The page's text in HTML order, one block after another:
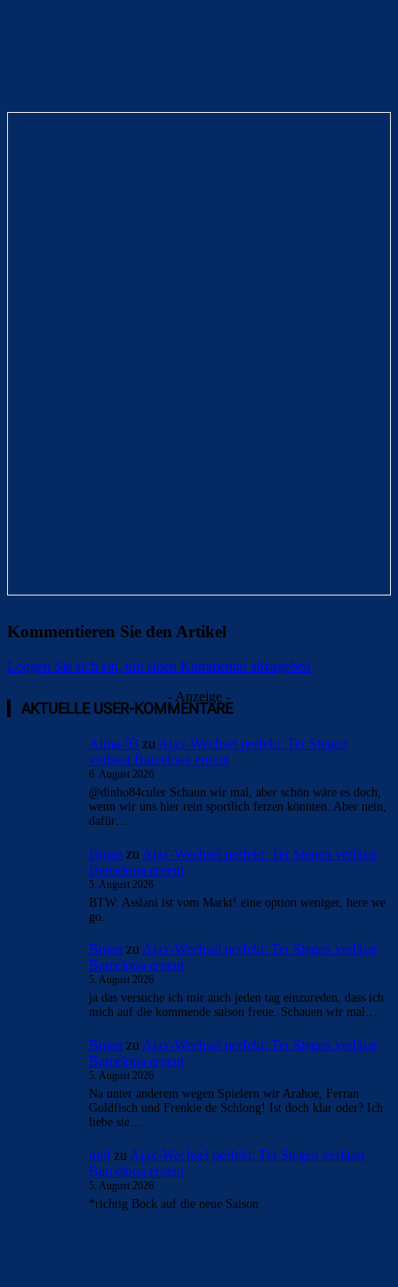
Kommentieren Sie den Artikel
Loggen Sie sich ein, um einen Kommentar abzugeben
AKTUELLE USER-KOMMENTARE
Alma-03zu
6. August 2026
@dinho84culer Schaun wir mal, aber schön wäre es doch,
wenn wir uns hier rein sportlich fetzen könnten. Aber nein,
dafür…